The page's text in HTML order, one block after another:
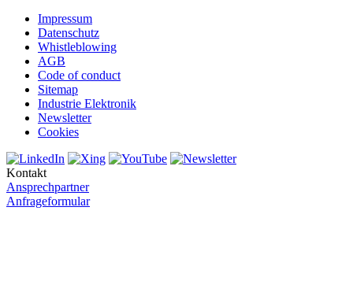
Impressum
Datenschutz
Whistleblowing
AGB
Code of conduct
Sitemap
Industrie Elektronik
Newsletter
Cookies
Kontakt
Ansprechpartner
Anfrageformular